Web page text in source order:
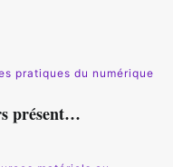
pratiques du numérique
présent…